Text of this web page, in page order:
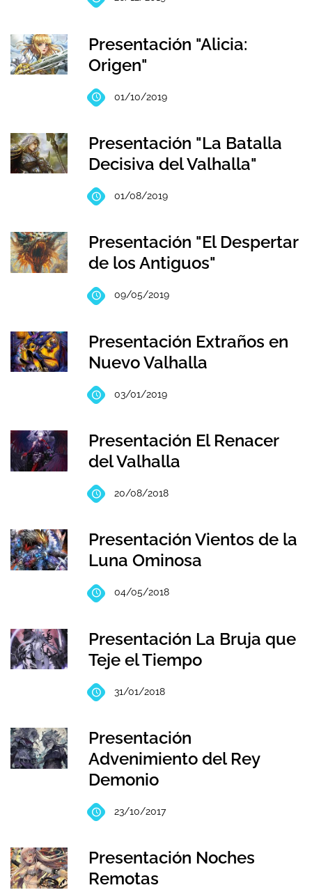
Presentación "Alicia:
Origen"
01/10/2019
Presentación "La Batalla
Decisiva del Valhalla"
01/08/2019
Presentación "El Despertar
de los Antiguos"
09/05/2019
Presentación Extraños en
Nuevo Valhalla
03/01/2019
Presentación El Renacer
del Valhalla
20/08/2018
Presentación Vientos de la
Luna Ominosa
04/05/2018
Presentación La Bruja que
Teje el Tiempo
31/01/2018
Presentación
Advenimiento del Rey
Demonio
23/10/2017
Presentación Noches
Remotas